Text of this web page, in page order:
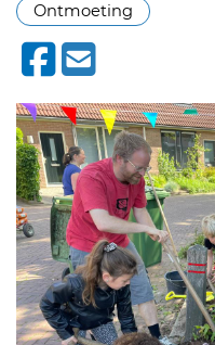
Ontmoeting